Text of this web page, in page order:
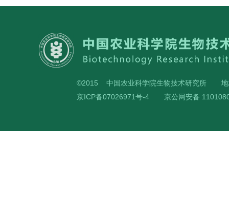
©2015 中国农业科学院生物技术研究所
京ICP备07026971号-4
京公网安备